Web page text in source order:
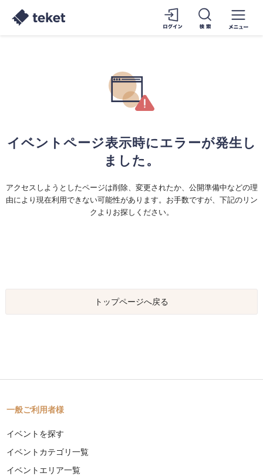
イベントページ表示時にエラーが発生し
ました。
アクセスしようとしたページは削除、変更されたか、公開準備中などの理
由により現在利用できない可能性があります。お手数ですが、下記のリン
クよりお探しください。
トップページへ戻る
一般ご利用者様
イベントを探す
イベントカテゴリ一覧
イベントエリア一覧